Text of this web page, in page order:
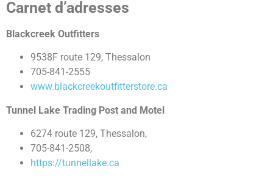
Carnet d’adresses
Blackcreek Outfitters
9538F route 129, Thessalon
705-841-2555
www.blackcreekoutfitterstore.ca
Tunnel Lake Trading Post and Motel
6274 route 129, Thessalon,
705-841-2508,
https://tunnellake.ca